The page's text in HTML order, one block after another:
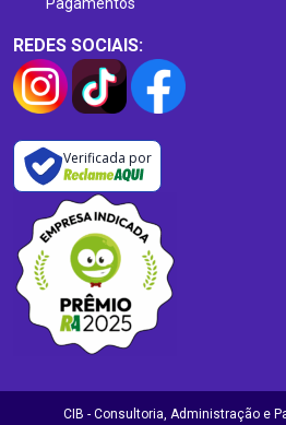
Pagamentos
REDES SOCIAIS:
Verificada por
CIB - Consultoria, Administração e